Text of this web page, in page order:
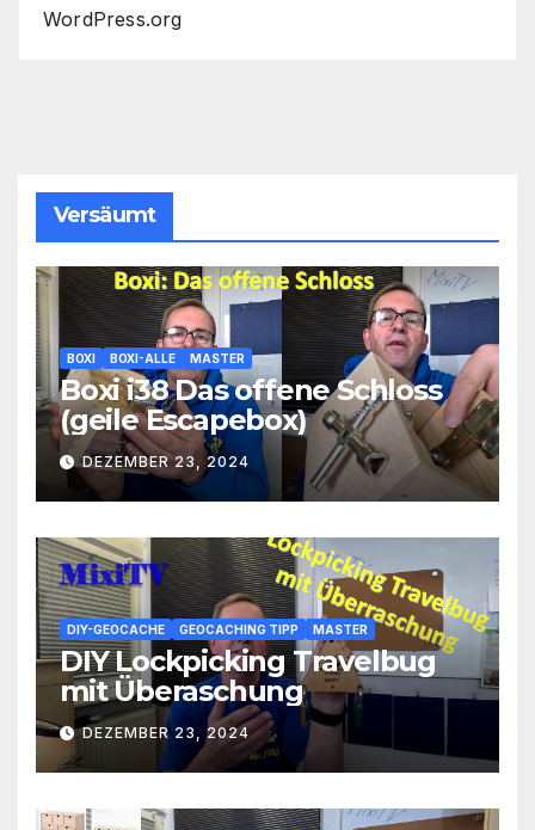
WordPress.org
Versäumt
BOXI BOXI-ALLE MASTER
Boxi i38 Das offene Schloss
(geile Escapebox)
DEZEMBER 23, 2024
DIY-GEOCACHE GEOCACHING TIPP MASTER
DIY Lockpicking Travelbug
mit Überaschung
DEZEMBER 23, 2024